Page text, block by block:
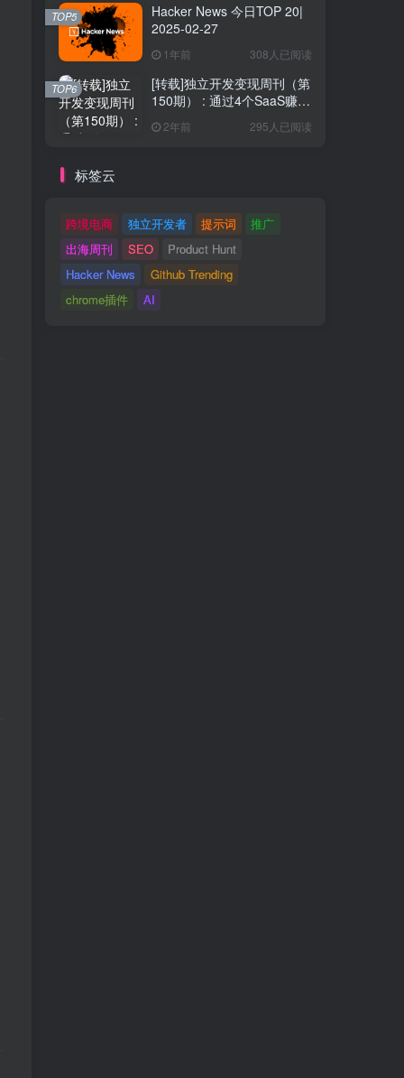
Hacker News 今日TOP 20|
2025-02-27
1年前 308人已阅读
TOP5
[转载]独立开发变现周刊（第
150期） : 通过4个SaaS赚取
2年前 295人已阅读
TOP6
标签云
跨境电商 独立开发者 提示词
推广
出海周刊
SEO
Product Hunt
Hacker News
Github Trending
chrome插件
AI